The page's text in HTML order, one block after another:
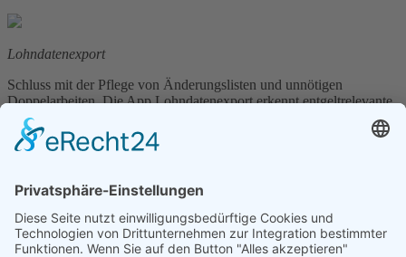
Lohndatenexport
Schluss mit der Pflege von Änderungslisten und unnötigen
Doppelarbeiten. Die App Lohndatenexport erkennt entgeltrelevante
Informationen nicht nur automatisch, sondern zeigt Ihnen an,
welcher Anwender eine Änderung zu welchem Zeitpunkt
vorgenommen hat. Hierbei sehen Sie sowohl den alten als auch den
auf Knopfdruck an die Abrechnung. Die App übernimmt dabei auch
die Wiedervorlage für die stichtagsbezogene Bewegungsdaten.
App Highlights